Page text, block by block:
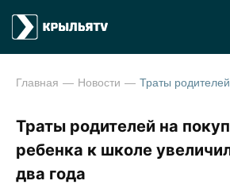
Главная Новости
Траты родителей на
ребенка к школе
два года